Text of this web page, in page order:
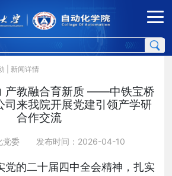
| 新闻详情
产教融合育新质 ——中铁宝桥
司来我院开展党建引领产学研
合作交流
党委 发布时间：2026-04-10
党的二十届四中全会精神，扎实